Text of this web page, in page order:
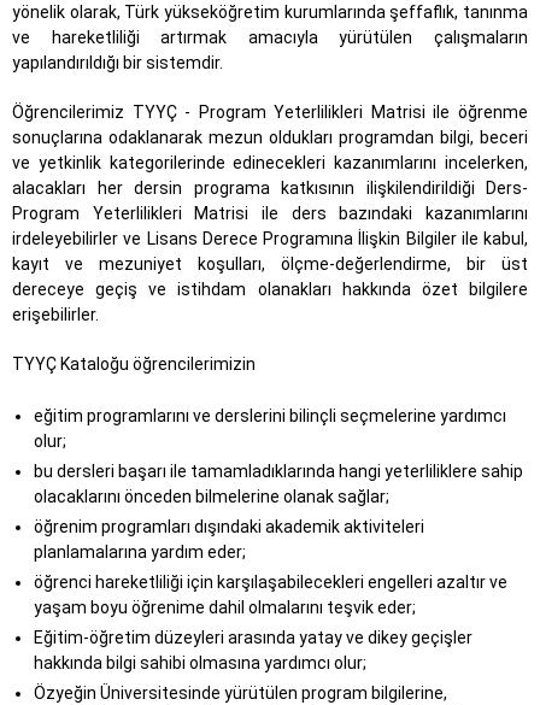
yönelik olarak, Türk yükseköğretim kurumlarında şeffaflık, tanınma
ve hareketliliği artırmak amacıyla yürütülen çalışmaların
yapılandırıldığı bir sistemdir.
Öğrencilerimiz TYYÇ - Program Yeterlilikleri Matrisi ile öğrenme
sonuçlarına odaklanarak mezun oldukları programdan bilgi, beceri
ve yetkinlik kategorilerinde edinecekleri kazanımlarını incelerken,
alacakları her dersin programa katkısının ilişkilendirildiği Ders-
Program Yeterlilikleri Matrisi ile ders bazındaki kazanımlarını
irdeleyebilirler ve Lisans Derece Programına İlişkin Bilgiler ile kabul,
kayıt ve mezuniyet koşulları, ölçme-değerlendirme, bir üst
dereceye geçiş ve istihdam olanakları hakkında özet bilgilere
erişebilirler.
TYYÇ Kataloğu öğrencilerimizin
eğitim programlarını ve derslerini bilinçli seçmelerine yardımcı
olur;
bu dersleri başarı ile tamamladıklarında hangi yeterliliklere sahip
olacaklarını önceden bilmelerine olanak sağlar;
öğrenim programları dışındaki akademik aktiviteleri
planlamalarına yardım eder;
öğrenci hareketliliği için karşılaşabilecekleri engelleri azaltır ve
yaşam boyu öğrenime dahil olmalarını teşvik eder;
Eğitim-öğretim düzeyleri arasında yatay ve dikey geçişler
hakkında bilgi sahibi olmasına yardımcı olur;
Özyeğin Üniversitesinde yürütülen program bilgilerine,